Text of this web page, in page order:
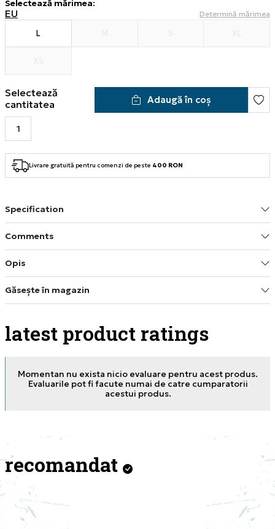
Selectează mărimea:
EU Determină mărimea
L
Selectează
cantitatea
Adaugă în coș
Livrare gratuită pentru comenzi de peste 400 RON
Specification
Comments
Opis
Găsește în magazin
latest product ratings
Momentan nu exista nicio evaluare pentru acest produs.
Evaluarile pot fi facute numai de catre cumparatorii
acestui produs.
recomandat